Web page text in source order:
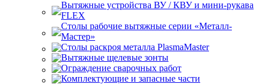
Вытяжные устройства ВУ / КВУ и мини-рукава
FLEX
Столы рабочие вытяжные серии «Металл-
Мастер»
Столы раскроя металла PlasmaMaster
Вытяжные щелевые зонты
Ограждение сварочных работ
Комплектующие и запасные части